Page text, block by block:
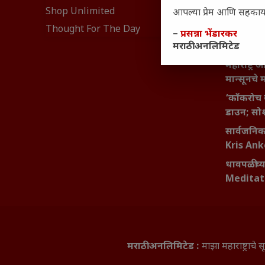
Shop Unlimited
Thought For The Day
वाढता
आव्हाने
मान्सूनचे
‘कॉकरोच
डाउन;
Kris
मराठी अनलिमिटेड : माझा
आपल्या प्रेम आणि
– प्रसन्ना भेंडारकर
मराठी अनलिमिटेड